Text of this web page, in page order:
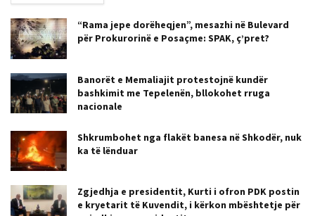
“Rama jepe dorëheqjen”, mesazhi në Bulevard
për Prokurorinë e Posaçme: SPAK, ç’pret?
Banorët e Memaliajit protestojnë kundër
bashkimit me Tepelenën, bllokohet rruga
nacionale
Shkrumbohet nga flakët banesa në Shkodër, nuk
ka të lënduar
Zgjedhja e presidentit, Kurti i ofron PDK postin
e kryetarit të Kuvendit, i kërkon mbështetje për